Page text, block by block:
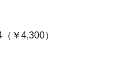
￥4,300）